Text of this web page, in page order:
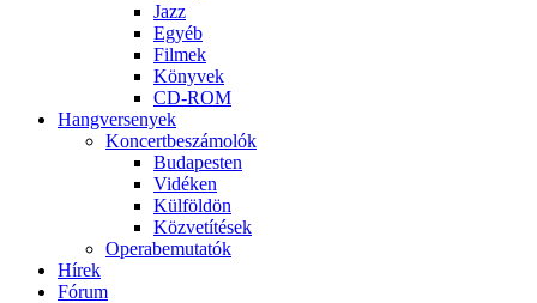
Jazz
Egyéb
Filmek
Könyvek
CD-ROM
Hangversenyek
Koncertbeszámolók
Budapesten
Vidéken
Külföldön
Közvetítések
Operabemutatók
Hírek
Fórum